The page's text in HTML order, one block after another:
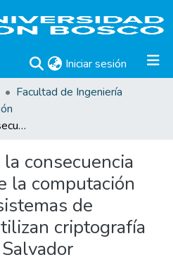
Iniciar sesión (current)
Facultad de Ingeniería
Investigación de la consecuencia del desarrollo de la computación cuántica en los sistemas de seguridad que utilizan criptografía asimétrica en El Salvador
consecuencia
la computación
de
criptografía